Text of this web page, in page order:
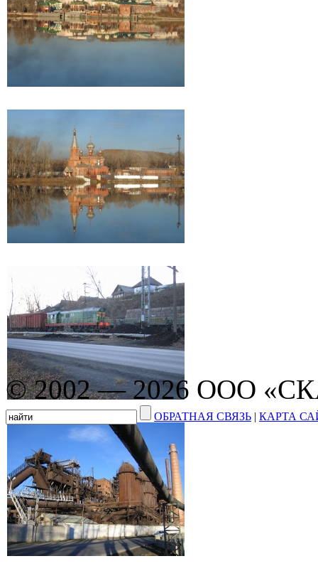
© 2002 — 2026 ООО
ОБРАТНАЯ СВЯЗЬ | КАРТА